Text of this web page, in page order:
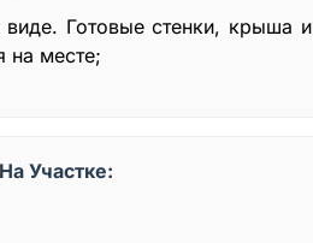
Готовые стенки, крыша и
на месте;
Участке: